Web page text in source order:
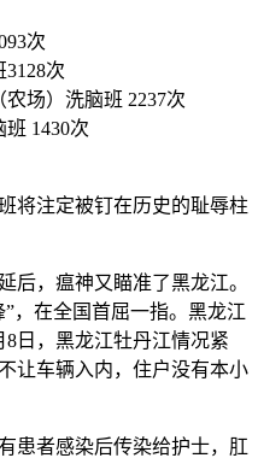
次
次
场）洗脑班 2237次
1430次
将注定被钉在历史的耻辱柱
后，瘟神又瞄准了黑龙江。
，在全国首屈一指。黑龙江
日，黑龙江牡丹江情况紧
让车辆入内，住户没有本小
患者感染后传染给护士，肛